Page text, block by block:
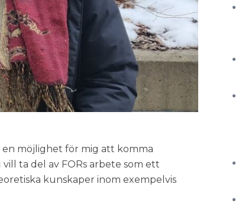
möjlighet för mig att komma
ta del av FORs arbete som ett
kunskaper inom exempelvis